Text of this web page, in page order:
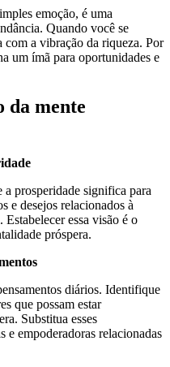
emoção, é uma
Quando você se
com a vibração da riqueza. Por
um ímã para oportunidades e
da mente
prosperidade significa para
e desejos relacionados à
Estabelecer essa visão é o
próspera.
diários. Identifique
que possam estar
Substitua esses
e empoderadoras relacionadas